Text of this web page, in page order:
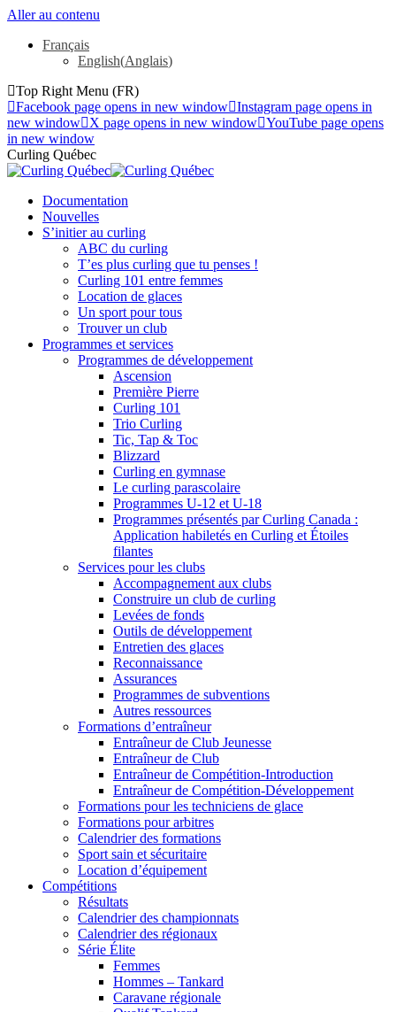
Aller au contenu
Français
English(Anglais)
Top Right Menu (FR)
Facebook page opens in new window Instagram page opens in
new window
X page opens in new window YouTube page opens
in new window
Curling Québec
Documentation
Nouvelles
S’initier au curling
ABC du curling
T’es plus curling que tu penses !
Curling 101 entre femmes
Location de glaces
Un sport pour tous
Trouver un club
Programmes et services
Programmes de développement
Ascension
Première Pierre
Curling 101
Trio Curling
Tic, Tap & Toc
Blizzard
Curling en gymnase
Le curling parascolaire
Programmes U-12 et U-18
Programmes présentés par Curling Canada :
Application habiletés en Curling et Étoiles
filantes
Services pour les clubs
Accompagnement aux clubs
Construire un club de curling
Levées de fonds
Outils de développement
Entretien des glaces
Reconnaissance
Assurances
Programmes de subventions
Autres ressources
Formations d’entraîneur
Entraîneur de Club Jeunesse
Entraîneur de Club
Entraîneur de Compétition-Introduction
Entraîneur de Compétition-Développement
Formations pour les techniciens de glace
Formations pour arbitres
Calendrier des formations
Sport sain et sécuritaire
Location d’équipement
Compétitions
Résultats
Calendrier des championnats
Calendrier des régionaux
Série Élite
Femmes
Hommes – Tankard
Caravane régionale